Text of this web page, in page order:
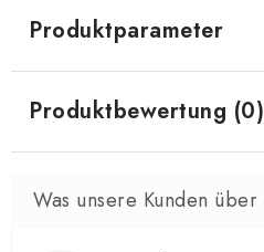
Produktparameter
Produktbewertung (0)